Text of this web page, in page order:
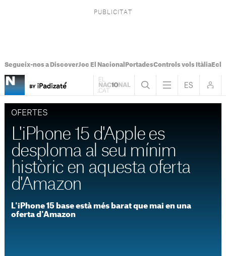
Segueix-nos a DiscoverJoc El Nacional PortadesControls vols Itàlia
OFERTES
L'iPhone 15 d'Apple es
desploma al seu mínim
històric en aquesta oferta
d'Amazon
L'iPhone 15 base està més barat que mai en una
oferta d'Amazon